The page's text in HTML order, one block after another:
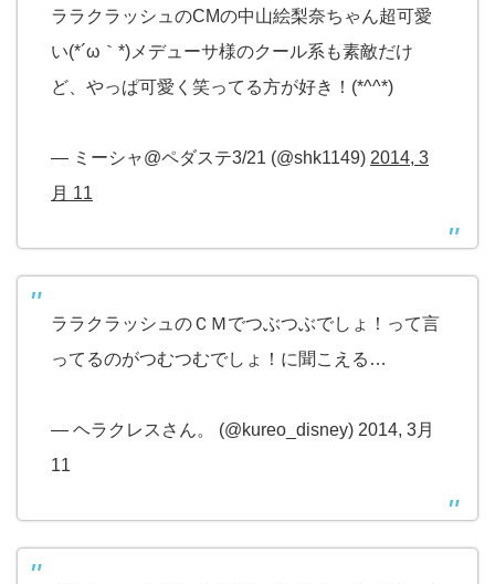
ララクラッシュのCMの中山絵梨奈ちゃん超可愛
い(*´ω｀*)メデューサ様のクール系も素敵だけ
ど、やっぱ可愛く笑ってる方が好き！(*^^*)
— ミーシャ@ペダステ3/21 (@shk1149) 2014, 3
月 11
ララクラッシュのＣＭでつぶつぶでしょ！って言
ってるのがつむつむでしょ！に聞こえる…
— ヘラクレスさん。 (@kureo_disney) 2014, 3月
11